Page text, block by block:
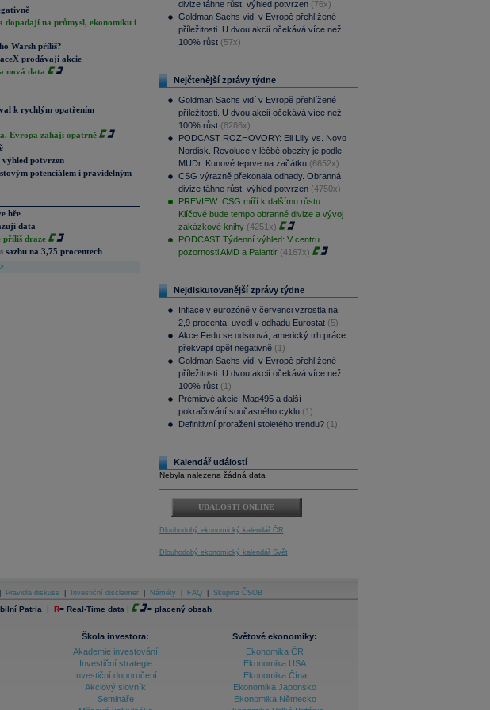
na průmysl, ekonomiku i
Warsh příliš?
prodávají akcie
nová data
k rychlým opatřením
Evropa zahájí opatrně
výhled potvrzen
potenciálem i pravidelným
hře
data
příliš draze
na 3,75 procentech
divize táhne růst, výhled potvrzen (76x)
Goldman Sachs vidí v Evropě přehlížené
příležitosti. U dvou akcií očekává více než
100% růst (57x)
Nejčtenější zprávy týdne
Goldman Sachs vidí v Evropě přehlížené
příležitosti. U dvou akcií očekává více než
100% růst (8286x)
PODCAST ROZHOVORY: Eli Lilly vs. Novo
Nordisk. Revoluce v léčbě obezity je podle
MUDr. Kunové teprve na začátku (6652x)
CSG výrazně překonala odhady. Obranná
divize táhne růst, výhled potvrzen (4750x)
PREVIEW: CSG míří k dalšímu růstu.
Klíčové bude tempo obranné divize a vývoj
zakázkové knihy (4251x)
PODCAST Týdenní výhled: V centru
pozornosti AMD a Palantir (4167x)
Nejdiskutovanější zprávy týdne
Inflace v eurozóně v červenci vzrostla na
2,9 procenta, uvedl v odhadu Eurostat (5)
Akce Fedu se odsouvá, americký trh práce
překvapil opět negativně (1)
Goldman Sachs vidí v Evropě přehlížené
příležitosti. U dvou akcií očekává více než
100% růst (1)
Prémiové akcie, Mag495 a další
pokračování současného cyklu (1)
Definitivní proražení stoletého trendu? (1)
Kalendář událostí
Nebyla nalezena žádná data
UDÁLOSTI ONLINE
Dlouhodobý ekonomický kalendář ČR
Dlouhodobý ekonomický kalendář Svět
Pravidla diskuse Investiční disclaimer Náměty FAQ Skupina ČSOB
Patria | R= Real-Time data | = placený obsah
Škola investora:
Akademie investování
Investiční strategie
Investiční doporučení
Akciový slovník
Semináře
Světové ekonomiky:
Ekonomika ČR
Ekonomika USA
Ekonomika Čína
Ekonomika Japonsko
Ekonomika Německo